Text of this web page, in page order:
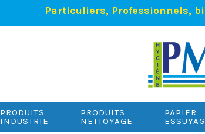
Particuliers, Professionnels,
PRODUITS
INDUSTRIE
PRODUITS
NETTOYAGE
PAPIER